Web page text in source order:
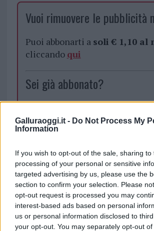
Galluraoggi.it - Do Not Process My
Information
If you wish to opt-out of the sale, sharing
processing of your personal or sensitive
targeted advertising by us, please use the
section to confirm your selection. Please
opt-out request is processed you may
interest-based ads based on personal
us or personal information disclosed to
your opt-out. You may separately opt-out
Vuoi rimuovere le pubblicità
Puoi abbonarti a soli € 1,10 al
cliccando qui
Sei già abbonato?
sezioneLogin dal menù del
cliccando
TEMI: Calcio Olbia Olbia Calcio
Notizie in tempo
Entra nel canale
GalluraOggi.it